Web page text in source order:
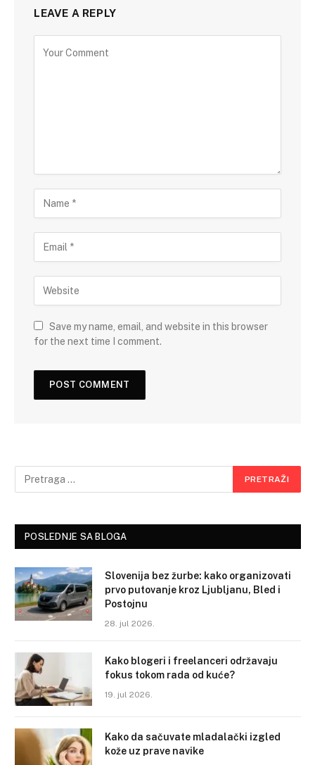
LEAVE A REPLY
Save my name, email, and website in this browser
for the next time I comment.
POSLEDNJE SA BLOGA
Slovenija bez žurbe: kako organizovati
prvo putovanje kroz Ljubljanu, Bled i
Postojnu
28. jul 2026.
Kako blogeri i freelanceri održavaju
fokus tokom rada od kuće?
19. jul 2026.
Kako da sačuvate mladalački izgled
kože uz prave navike